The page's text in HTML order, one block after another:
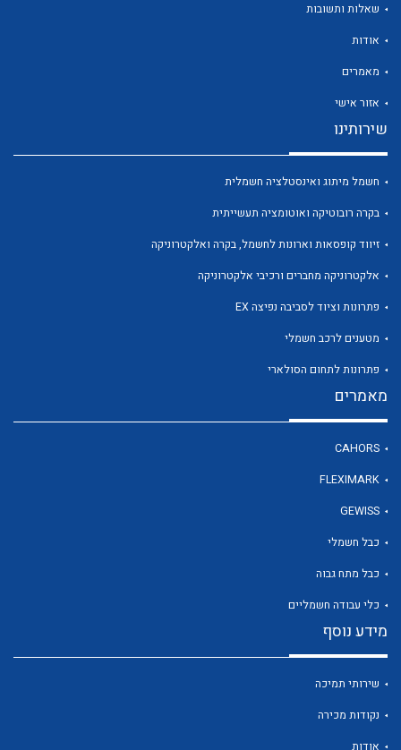
לכל מוצרי היצרן
שאלות ותשובות
אודות
מאמרים
אזור אישי
שירותינו
חשמל מיתוג ואינסטלציה חשמלית
בקרה רובוטיקה ואוטומציה תעשייתית
זיווד קופסאות וארונות לחשמל, בקרה ואלקטרוניקה
אלקטרוניקה מחברים ורכיבי אלקטרוניקה
פתרונות וציוד לסביבה נפיצה EX
מטענים לרכב חשמלי
פתרונות לתחום הסולארי
מאמרים
CAHORS
FLEXIMARK
GEWISS
כבל חשמלי
כבל מתח גבוה
כלי עבודה חשמליים
מידע נוסף
שירותי תמיכה
נקודות מכירה
אודות